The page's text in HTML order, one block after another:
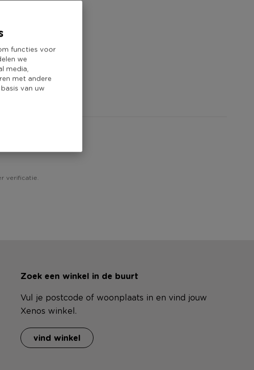
functies voor
we
media,
met andere
van uw
verificatie.
Zoek een winkel in de buurt
Vul je postcode of woonplaats in en vind jouw
Xenos winkel.
vind winkel